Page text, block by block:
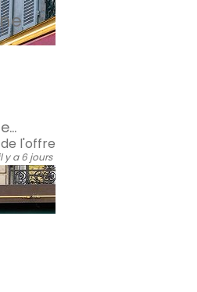
l'offre
y a 6 jours